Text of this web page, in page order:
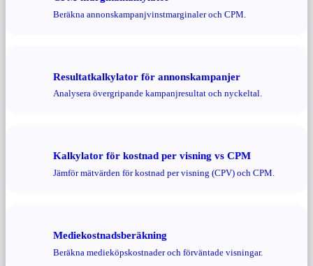
Beräkna annonskampanjvinstmarginaler och CPM.
Resultatkalkylator för annonskampanjer
Analysera övergripande kampanjresultat och nyckeltal.
Kalkylator för kostnad per visning vs CPM
Jämför mätvärden för kostnad per visning (CPV) och CPM.
Mediekostnadsberäkning
Beräkna medieköpskostnader och förväntade visningar.